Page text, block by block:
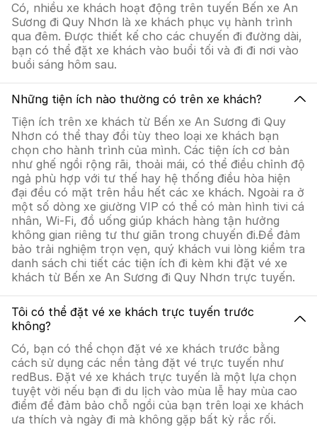
Có, nhiều xe khách hoạt động trên tuyến Bến xe An
Sương đi Quy Nhơn là xe khách phục vụ hành trình
qua đêm. Được thiết kế cho các chuyến đi đường dài,
bạn có thể đặt xe khách vào buổi tối và đi đi nơi vào
buổi sáng hôm sau.
Những tiện ích nào thường có trên xe khách?
Tiện ích trên xe khách từ Bến xe An Sương đi Quy
Nhơn có thể thay đổi tùy theo loại xe khách bạn
chọn cho hành trình của mình. Các tiện ích cơ bản
như ghế ngồi rộng rãi, thoải mái, có thể điều chỉnh độ
ngả phù hợp với tư thế hay hệ thống điều hòa hiện
đại đều có mặt trên hầu hết các xe khách. Ngoài ra ở
một số dòng xe giường VIP có thể có màn hình tivi cá
nhân, Wi-Fi, đồ uống giúp khách hàng tận hưởng
không gian riêng tư thư giãn trong chuyến đi.Để đảm
bảo trải nghiệm trọn vẹn, quý khách vui lòng kiểm tra
danh sách chi tiết các tiện ích đi kèm khi đặt vé xe
khách từ Bến xe An Sương đi Quy Nhơn trực tuyến.
Tôi có thể đặt vé xe khách trực tuyến trước
không?
Có, bạn có thể chọn đặt vé xe khách trước bằng
cách sử dụng các nền tảng đặt vé trực tuyến như
redBus. Đặt vé xe khách trực tuyến là một lựa chọn
tuyệt vời nếu bạn đi du lịch vào mùa lễ hay mùa cao
điểm để đảm bảo chỗ ngồi của bạn trên loại xe khách
ưa thích và ngày đi mà không gặp bất kỳ rắc rối.